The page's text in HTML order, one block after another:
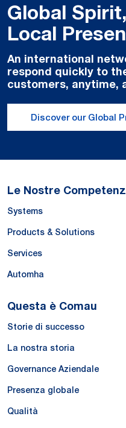
Global Spirit,
Local
An international
respond quickly to
customers, anytime,
Discover our Global
Le Nostre
Systems
Products & Solutions
Services
Automha
Questa è Comau
Storie di successo
La nostra storia
Governance Aziendale
Presenza globale
Qualità